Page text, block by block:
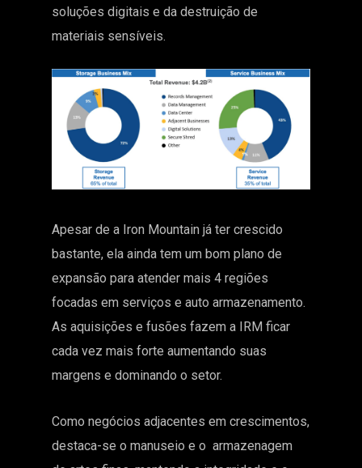
soluções digitais e da destruição de
materiais sensíveis.
Apesar de a Iron Mountain já ter crescido
bastante, ela ainda tem um bom plano de
expansão para atender mais 4 regiões
focadas em serviços e auto armazenamento.
As aquisições e fusões fazem a IRM ficar
cada vez mais forte aumentando suas
margens e dominando o setor.
Como negócios adjacentes em crescimentos,
destaca-se o manuseio e o armazenagem